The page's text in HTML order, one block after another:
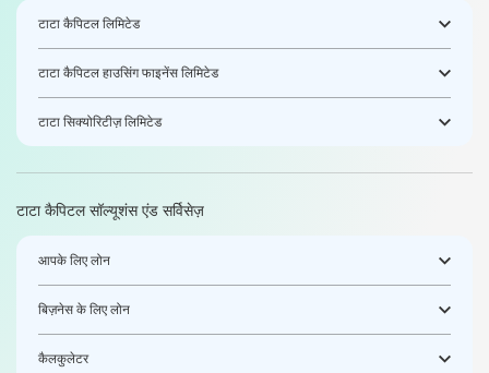
टाटा कैपिटल लिमिटेड
टाटा कैपिटल हाउसिंग फाइनेंस लिमिटेड
टाटा सिक्योरिटीज़ लिमिटेड
टाटा कैपिटल सॉल्यूशंस एंड सर्विसेज़
आपके लिए लोन
बिज़नेस के लिए लोन
कैलकुलेटर